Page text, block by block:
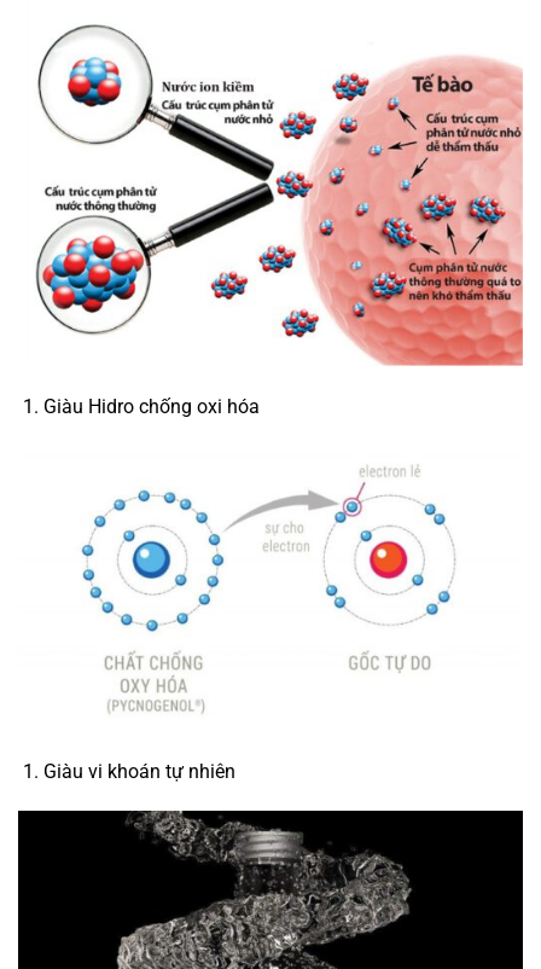
Giàu Hidro chống oxi hóa
Giàu vi khoán tự nhiên